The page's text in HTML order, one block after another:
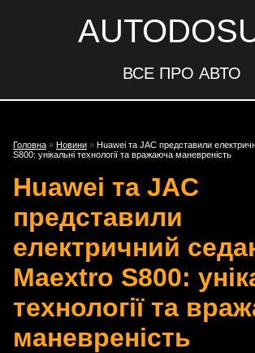
ВСЕ ПРО АВТО
Головна » Новини » Huawei та JAC представили
S800: унікальні технології та вражаюча маневреність
Huawei та JAC
представили
електричний
Maextro S800:
технології та
маневреність